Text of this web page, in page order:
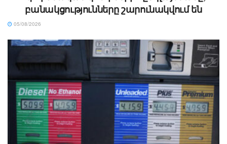
բանակցությունները շարունակվում են
05/08/2026